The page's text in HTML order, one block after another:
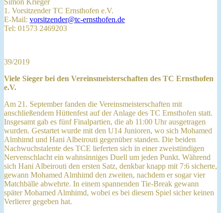
1. Vorsitzender TC Ernsthofen e.V.
E-Mail: vorsitzender@tc-ernsthofen.de
Tel: 01573 2469203
39/2019
Viele Sieger bei den Vereinsmeisterschaften des TC Ernsthofen
e.V.
Am 21. September fanden die Vereinsmeisterschaften mit
anschließendem Hüttenfest auf der Anlage des TC Ernsthofen statt.
Insgesamt gab es fünf Finalpartien, die ab 11:00 Uhr ausgetragen
wurden. Gestartet wurde mit den U14 Junioren, wo sich Mohamed
Almhimd und Hani Albeirouti gegenüber standen. Die beiden
Nachwuchstalente des TCE lieferten sich in einer zweistündigen
Nervenschlacht ein wahnsinniges Duell um jeden Punkt. Während
sich Hani Albeirouti den ersten Satz, denkbar knapp mit 7:6 sicherte,
gewann Mohamed Almhimd den zweiten, nachdem er sogar vier
Matchbälle abwehrte. In einem spannenden Tie-Break gewann
später Mohamed Almhimd, wobei es bei diesem Spiel sicher keinen
Verlierer gegeben hat.